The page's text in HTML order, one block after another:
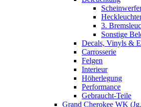
3.
Sonstige
Decals, Vinyls &
Carrosserie
Felgen
Interieur
Höherlegung
Performance
Gebraucht-Teile
Grand Cherokee WK